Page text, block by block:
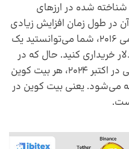
شده در ارزهای
در طول زمان افزایش زیادی
داشته است. به طوری که در ماه می 2016، شما می‌توانستید یک
کوین را با قیمت حدود 500 دلار خریداری کنید. حال که در
حال نگارش این مقاله هستیم، یعنی در اکتبر 2024، هر بیت کوین
دلار معامله می‌شود. یعنی بیت کوین در